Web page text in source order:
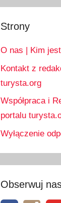
Strony
O nas | Kim
Kontakt z
turysta.org
Współpraca i
portalu
Wyłączenie
Obserwuj